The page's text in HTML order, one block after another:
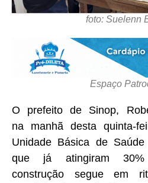
foto: Suelenn
Espaço
O prefeito de Sinop,
na manhã desta quinta-
Unidade Básica de
que já atingiram
construção segue em